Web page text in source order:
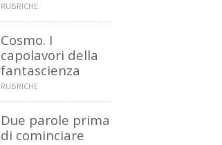
RUBRICHE
Cosmo. I
capolavori della
fantascienza
RUBRICHE
Due parole prima
di cominciare